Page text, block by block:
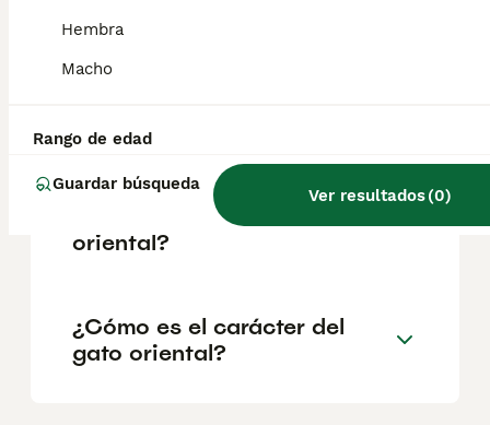
Hembra
Macho
Rango de edad
Guardar búsqueda
Ver resultados(0)
¿Qué es un gato de pelo
¿Cuáles son las
características del gato
oriental?
¿Cómo es el carácter del
gato oriental?